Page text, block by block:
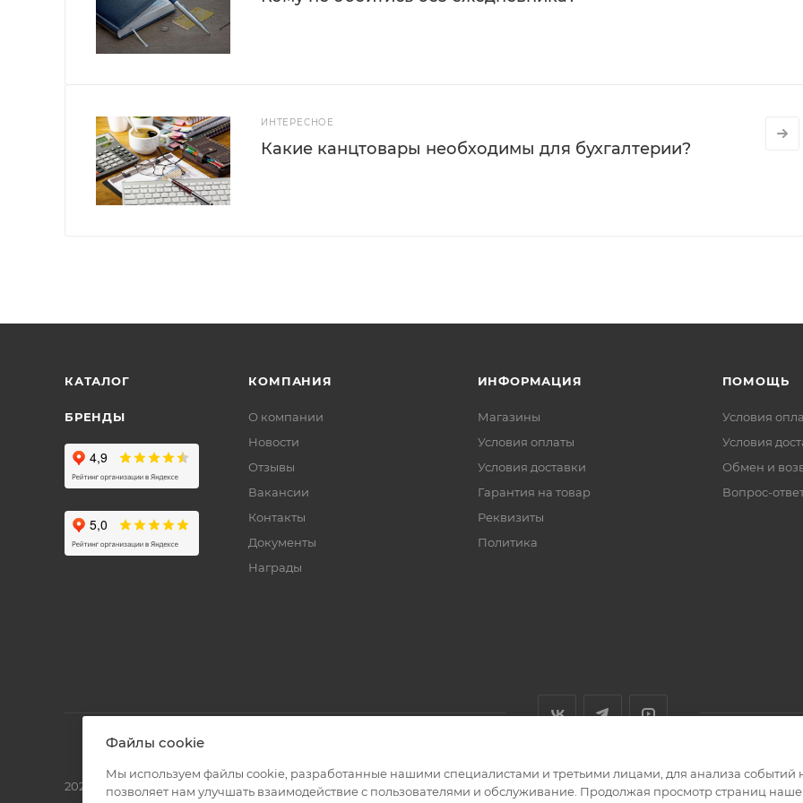
ИНТЕРЕСНОЕ
Какие канцтовары необходимы для бухгалтерии?
КАТАЛОГ
БРЕНДЫ
КОМПАНИЯ
О компании
Новости
Отзывы
Вакансии
Контакты
Документы
Награды
ИНФОРМАЦИЯ
Магазины
Условия оплаты
Условия доставки
Гарантия на товар
Реквизиты
Политика
ПОМОЩЬ
Условия
Условия
Обмен и
Вопрос-
2026 © Полиграф кит - интернет-магазин
Файлы cookie
Мы используем файлы cookie, разработанные нашими специалистами и третьими лицами, для анализа событий
позволяет нам улучшать взаимодействие с пользователями и обслуживание. Продолжая просмотр страниц